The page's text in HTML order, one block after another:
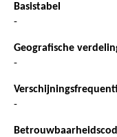
Basistabel
-
Geografische
-
-